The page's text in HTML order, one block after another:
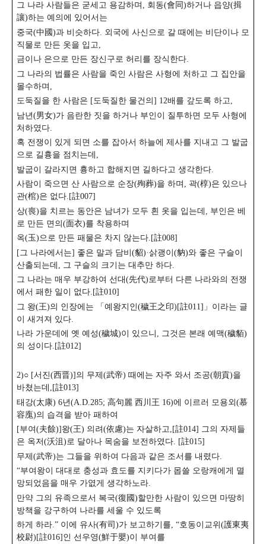
그 나라 사람들은 굳세고 용감하며, 회동(會同)하거나 읍양(揖
讓)하는 예의에 있어서는
중국(中國)과 비슷하다. 외국에 사신으로 갈 때에는 비단이나 모
직물로 만든 옷을 입고,
금이나 은으로 만든 장신구로 허리를 장식한다.
그 나라의 법률은 사람을 죽인 사람은 사형에 처하고 그 집안을
몰수하며,
도둑질을 한 사람은 [도둑질한 물건의] 12배를 갚도록 하고,
남년(男女)가 음란한 짓을 하거나 부인이 질투하면 모두 사형에
처하였다.
혹 전쟁이 있게 되면 소를 잡아서 하늘에 제사를 지내고 그 발굽
으로 길흉을 점치는데,
발굽이 갈라지면 흉하고 합해지면 길하다고 생각한다.
사람이 죽으면 산 사람으로 순장(殉葬)을 하며, 곽(椁)은 있으나
관(棺)은 없다.[註007]
상(喪)을 치르는 동안은 남녀가 모두 흰 옷을 입는데, 부인은 베
로 만든 면의(面衣)를 착용하며
옥(玉)으로 만든 패물은 차지 않는다.[註008]
[그 나라에서는] 좋은 말과 담비(貂)·삵괭이(豽)와 좋은 구슬이
산출되는데, 그 구슬의 크기는 대추만 하다.
그 나라는 매우 부강하여 선대(先代)로부터 다른 나라와의 전쟁
에서 패한 일이 없다.[註010]
그 왕(王)의 인장에는 「예왕지인(穢王之印)[註011]」이라는 글
이 새겨져 있다.
나라 가운데에 옛 예성(穢城)이 있으니, 그것은 본래 예맥(穢貊)
의 성이다.[註012]
2)○ [서진(西晋)]의 무제(武帝) 때에는 자주 와서 조공(朝貢)을
바쳤는데,[註013]
태강(太康) 6년(A.D.285; 高句麗 西川王 16)에 이르러 모용외(慕
容廆)의 습격을 받아 패하여
[부여(夫餘)]왕(王) 의려(依慮)는 자살하고,[註014] 그의 자제들
은 옥저(沃沮)로 달아나 목숨을 보전하였다. [註015]
무제(武帝)는 그들을 위하여 다음과 같은 조서를 내렸다.
“부여왕이 대대로 충성과 효도를 지키다가 몹쓸 오랑캐에게 멸
망되었음을 매우 가엾게 생각하노라.
만약 그의 유족으로서 복국(復國)할만한 사람이 있으면 마땅히
방책을 강구하여 나라를 세울 수 있도록
하게 하라.” 이에 유사(有司)가 보고하기를, “호동이교위(護東夷
校尉)[註016]인 선우영(鮮于嬰)이 부여를